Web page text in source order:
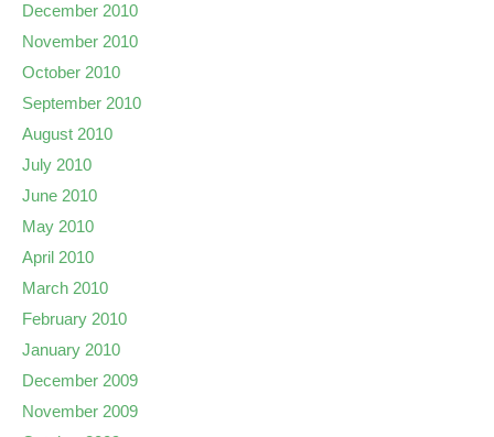
December 2010
November 2010
October 2010
September 2010
August 2010
July 2010
June 2010
May 2010
April 2010
March 2010
February 2010
January 2010
December 2009
November 2009